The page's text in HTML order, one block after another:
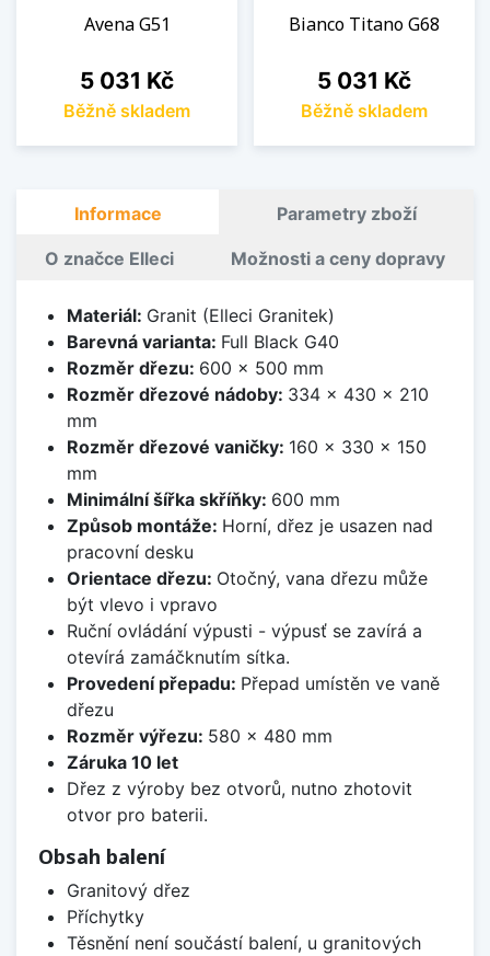
Avena G51
Cena
5 031 Kč
Běžně skladem
Bianco Titano G68
Cena
5 031 Kč
Běžně skladem
Informace Parametry zboží
O značce Elleci Možnosti a ceny dopravy
Materiál: Granit (Elleci Granitek)
Barevná varianta: Full Black G40
Rozměr dřezu: 600 x 500 mm
Rozměr dřezové nádoby: 334 x 430 x 210
mm
Rozměr dřezové vaničky: 160 x 330 x 150
mm
Minimální šířka skříňky: 600 mm
Způsob montáže: Horní, dřez je usazen nad
pracovní desku
Orientace dřezu: Otočný, vana dřezu může
být vlevo i vpravo
Ruční ovládání výpusti - výpusť se zavírá a
otevírá zamáčknutím sítka.
Provedení přepadu: Přepad umístěn ve vaně
dřezu
Rozměr výřezu: 580 x 480 mm
Záruka 10 let
Dřez z výroby bez otvorů, nutno zhotovit
otvor pro baterii.
Obsah balení
Granitový dřez
Příchytky
Těsnění není součástí balení, u granitových